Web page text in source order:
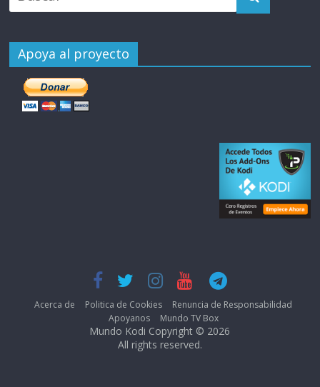
Apoya al proyecto
Acerca de Politica de Cookies
Renuncia de Responsabilidad
Apoyanos
Mundo TV Box
Mundo Kodi Copyright © 2026
All rights reserved.